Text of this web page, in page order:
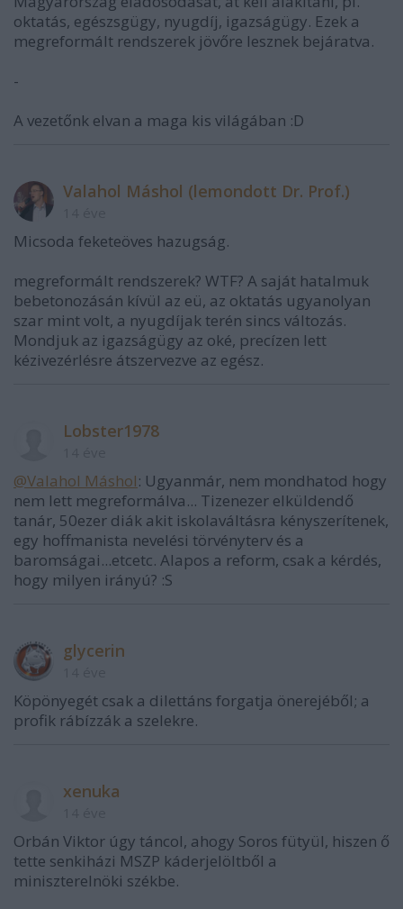
oktatás, egészsgügy, nyugdíj, igazságügy. Ezek a
megreformált rendszerek jövőre lesznek bejáratva.
-
A vezetőnk elvan a maga kis világában :D
Valahol Máshol (lemondott Dr. Prof.)
Micsoda feketeöves hazugság.
megreformált rendszerek? WTF? A saját hatalmuk
bebetonozásán kívül az eü, az oktatás ugyanolyan
szar mint volt, a nyugdíjak terén sincs változás.
Mondjuk az igazságügy az oké, precízen lett
kézivezérlésre átszervezve az egész.
Lobster1978
@Valahol Máshol: Ugyanmár, nem mondhatod hogy
nem lett megreformálva... Tizenezer elküldendő
tanár, 50ezer diák akit iskolaváltásra kényszerítenek,
egy hoffmanista nevelési törvényterv és a
baromságai...etcetc. Alapos a reform, csak a kérdés,
hogy milyen irányú? :S
glycerin
Köpönyegét csak a dilettáns forgatja önerejéből; a
profik rábízzák a szelekre.
xenuka
Orbán Viktor úgy táncol, ahogy Soros fütyül, hiszen ő
tette senkiházi MSZP káderjelöltből a
miniszterelnöki székbe.